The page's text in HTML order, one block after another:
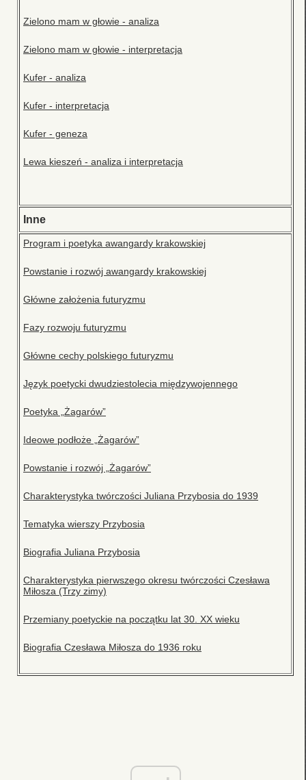
Zielono mam w głowie - analiza
Zielono mam w głowie - interpretacja
Kufer - analiza
Kufer - interpretacja
Kufer - geneza
Lewa kieszeń - analiza i interpretacja
Inne
Program i poetyka awangardy krakowskiej
Powstanie i rozwój awangardy krakowskiej
Główne założenia futuryzmu
Fazy rozwoju futuryzmu
Główne cechy polskiego futuryzmu
Język poetycki dwudziestolecia międzywojennego
Poetyka „Żagarów”
Ideowe podłoże „Żagarów”
Powstanie i rozwój „Żagarów”
Charakterystyka twórczości Juliana Przybosia do 1939
Tematyka wierszy Przybosia
Biografia Juliana Przybosia
Charakterystyka pierwszego okresu twórczości Czesława
Miłosza (Trzy zimy)
Przemiany poetyckie na początku lat 30. XX wieku
Biografia Czesława Miłosza do 1936 roku